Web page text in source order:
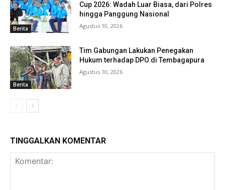
Berita
Cup 2026: Wadah Luar Biasa, dari Polres
hingga Panggung Nasional
Agustus 10, 2026
Berita
Tim Gabungan Lakukan Penegakan
Hukum terhadap DPO di Tembagapura
Agustus 10, 2026
TINGGALKAN KOMENTAR